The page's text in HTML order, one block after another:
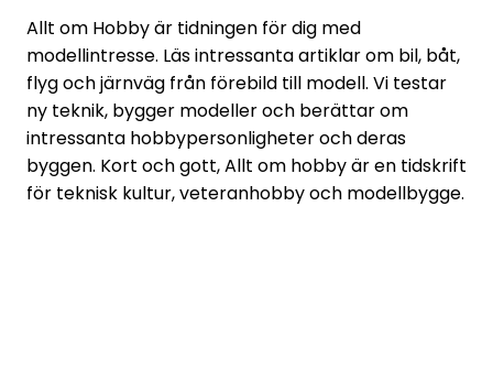
Allt om Hobby är tidningen för dig med
modellintresse. Läs intressanta artiklar om bil, båt,
flyg och järnväg från förebild till modell. Vi testar
ny teknik, bygger modeller och berättar om
intressanta hobbypersonligheter och deras
byggen. Kort och gott, Allt om hobby är en tidskrift
för teknisk kultur, veteranhobby och modellbygge.